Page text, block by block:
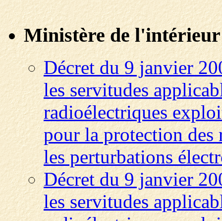
Ministère de l'intérieur
Décret du 9 janvier
les servitudes
radioélectriques
pour la protection des
les perturbations
Décret du 9 janvier
les servitudes